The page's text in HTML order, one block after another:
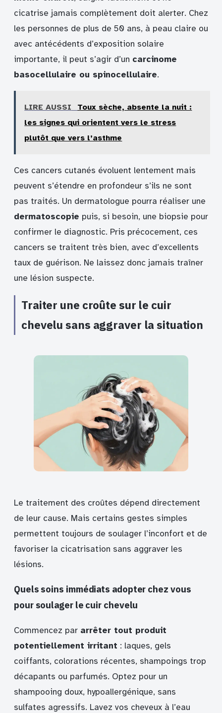
cicatrise jamais complètement doit alerter. Chez
les personnes de plus de 50 ans, à peau claire ou
avec antécédents d’exposition solaire
importante, il peut s’agir d’un carcinome
basocellulaire ou spinocellulaire.
LIRE AUSSI
Toux sèche, absente la nuit :
les signes qui orientent vers le stress
plutôt que vers l’asthme
Ces cancers cutanés évoluent lentement mais
peuvent s’étendre en profondeur s’ils ne sont
pas traités. Un dermatologue pourra réaliser une
dermatoscopie puis, si besoin, une biopsie pour
confirmer le diagnostic. Pris précocement, ces
cancers se traitent très bien, avec d’excellents
taux de guérison. Ne laissez donc jamais traîner
une lésion suspecte.
Traiter une croûte sur le cuir
chevelu sans aggraver la situation
Le traitement des croûtes dépend directement
de leur cause. Mais certains gestes simples
permettent toujours de soulager l’inconfort et de
favoriser la cicatrisation sans aggraver les
lésions.
Quels soins immédiats adopter chez vous
pour soulager le cuir chevelu
Commencez par arrêter tout produit
potentiellement irritant : laques, gels
coiffants, colorations récentes, shampoings trop
décapants ou parfumés. Optez pour un
shampooing doux, hypoallergénique, sans
sulfates agressifs. Lavez vos cheveux à l’eau